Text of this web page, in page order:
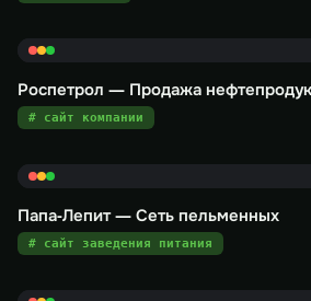
Роспетрол — Продажа
# сайт компании
Папа-Лепит — Сеть пельменных
# сайт заведения питания